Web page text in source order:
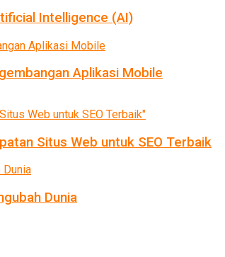
Intelligence (AI)
Aplikasi Mobile
Situs Web untuk SEO Terbaik
Dunia